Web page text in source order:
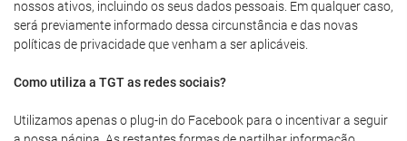
nossos ativos, incluindo os seus dados pessoais. Em qualquer caso,
será previamente informado dessa circunstância e das novas
políticas de privacidade que venham a ser aplicáveis.
Como utiliza a TGT as redes sociais?
Utilizamos apenas o plug-in do Facebook para o incentivar a seguir